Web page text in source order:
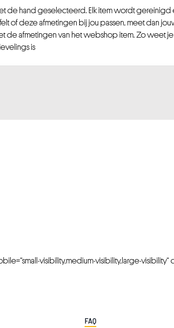
de hand geselecteerd. Elk item wordt gereinigd
of deze afmetingen bij jou passen, meet dan
de afmetingen van het webshop item. Zo weet
is
visibility,medium-visibility,large-visibility”
FAQ